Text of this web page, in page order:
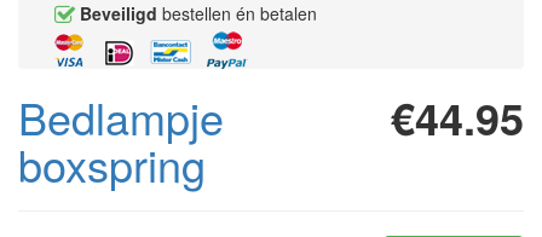
Beveiligd bestellen én betalen
€44.95
Bedlampje
boxspring